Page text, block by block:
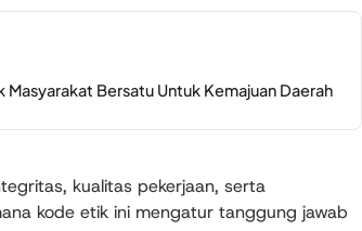
Bersatu Untuk Kemajuan Daerah
kualitas pekerjaan, serta
kode etik ini mengatur tanggung jawab